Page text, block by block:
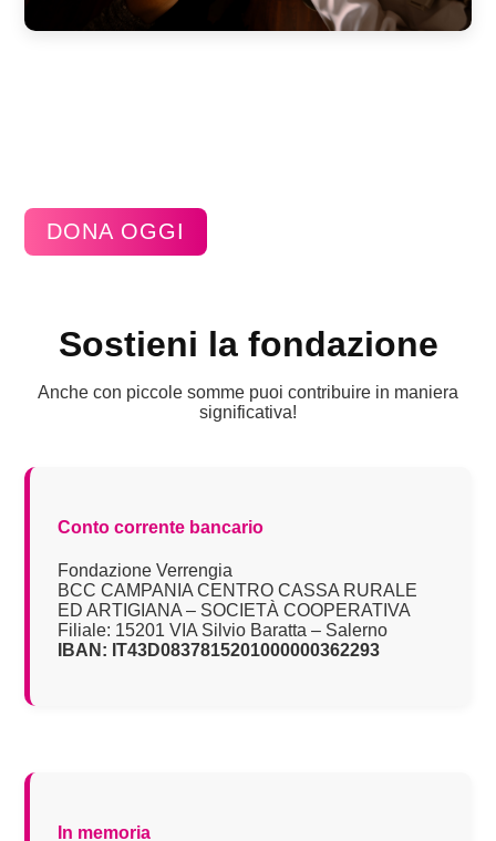
DONA OGGI
Sostieni la fondazione
Anche con piccole somme puoi contribuire in maniera
significativa!
Conto corrente bancario
Fondazione Verrengia
BCC CAMPANIA CENTRO CASSA RURALE
ED ARTIGIANA – SOCIETÀ COOPERATIVA
Filiale: 15201 VIA Silvio Baratta – Salerno
IBAN: IT43D0837815201000000362293
In memoria